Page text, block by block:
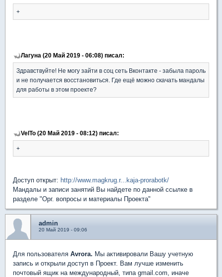
+
Лагуна (20 Май 2019 - 06:08) писал:
Здравствуйте! Не могу зайти в соц сеть Вконтакте - забыла пароль
и не получается восстановиться. Где ещё можно скачать мандалы
для работы в этом проекте?
VelTo (20 Май 2019 - 08:12) писал:
+
Доступ открыт: http://www.magkrug.r...kaja-prorabotk/
Мандалы и записи занятий Вы найдете по данной ссылке в
разделе "Орг. вопросы и материалы Проекта"
admin
20 Май 2019 - 09:06
Для пользователя Avrora. Мы активировали Вашу учетную
запись и открыли доступ в Проект. Вам лучше изменить
почтовый ящик на международный, типа gmail.com, иначе